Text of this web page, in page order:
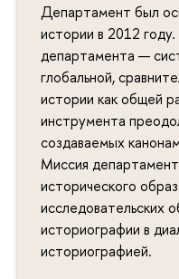
Департамент был
истории в 2012
департамента —
глобальной,
истории как общей
инструмента
создаваемых
Миссия
исторического
исследовательских
историографии в
историографией.